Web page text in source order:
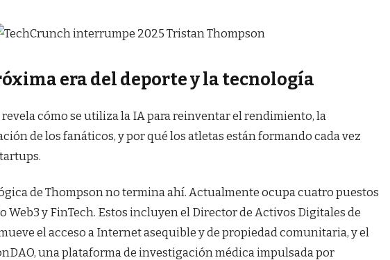
era del deporte y la tecnología
cómo se utiliza la IA para reinventar el rendimiento, la
de los fanáticos, y por qué los atletas están formando cada vez
de Thompson no termina ahí. Actualmente ocupa cuatro puestos
Web3 y FinTech. Estos incluyen el Director de Activos Digitales de
el acceso a Internet asequible y de propiedad comunitaria, y el
una plataforma de investigación médica impulsada por